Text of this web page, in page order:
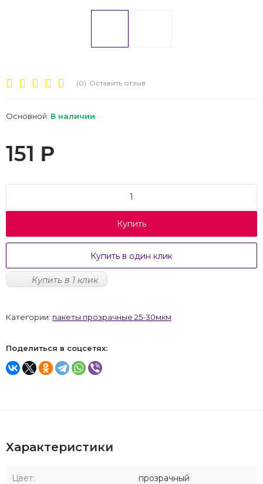
(0) Оставить отзыв
Основной: В наличии
151 Р
Купить
Купить в один клик
Купить в 1 клик
Категории: пакеты прозрачные 25-30мкм
Поделиться в соцсетях:
Характеристики
Цвет: прозрачный